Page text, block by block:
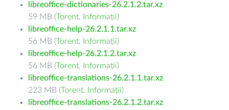
libreoffice-dictionaries-26.2.1.2.tar.xz
59 MB (Torent, Informații)
libreoffice-help-26.2.1.1.tar.xz
56 MB (Torent, Informații)
libreoffice-help-26.2.1.2.tar.xz
56 MB (Torent, Informații)
libreoffice-translations-26.2.1.1.tar.xz
223 MB (Torent, Informații)
libreoffice-translations-26.2.1.2.tar.xz